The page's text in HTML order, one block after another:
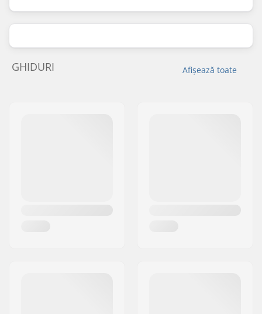
Afișează toate
GHIDURI